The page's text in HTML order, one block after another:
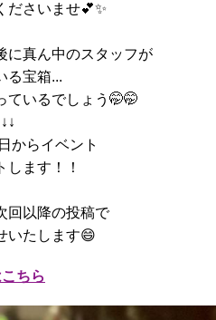
ださいませ💕✨
に真ん中のスタッフが
る宝箱...
ているでしょう🤭🤭
からイベント
します！！
回以降の投稿で
いたします😄
ちら